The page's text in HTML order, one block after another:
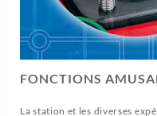
FONCTIONS
La station et les diverses